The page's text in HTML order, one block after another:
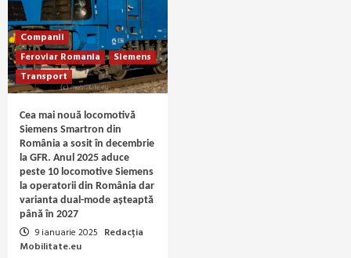
Companii
Feroviar Romania
Siemens
Transport
Cea mai nouă locomotivă
Siemens Smartron din
România a sosit în decembrie
la GFR. Anul 2025 aduce
peste 10 locomotive Siemens
la operatorii din România dar
varianta dual-mode așteaptă
până în 2027
9 ianuarie 2025 Redacția
Mobilitate.eu